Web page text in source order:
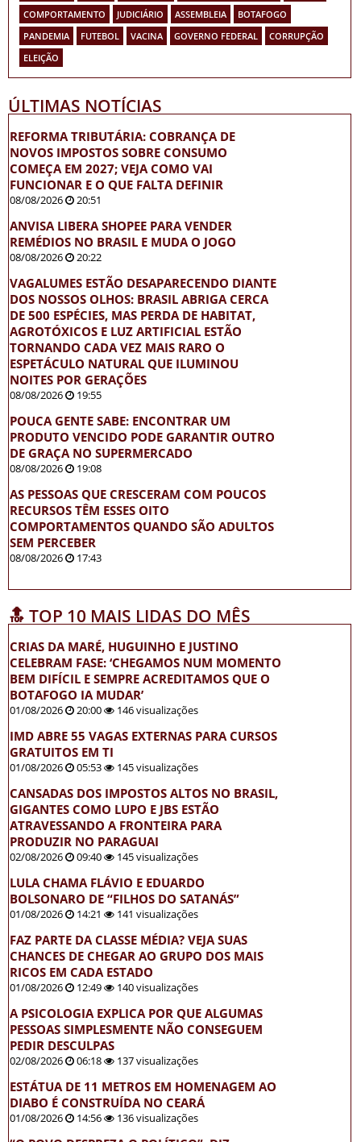
COMPORTAMENTO
JUDICIÁRIO ASSEMBLEIA
BOTAFOGO
PANDEMIA
FUTEBOL VACINA GOVERNO FEDERAL
CORRUPÇÃO
ELEIÇÃO
ÚLTIMAS NOTÍCIAS
REFORMA TRIBUTÁRIA: COBRANÇA DE
NOVOS IMPOSTOS SOBRE CONSUMO
COMEÇA EM 2027; VEJA COMO VAI
FUNCIONAR E O QUE FALTA DEFINIR
08/08/2026 20:51
ANVISA LIBERA SHOPEE PARA VENDER
REMÉDIOS NO BRASIL E MUDA O JOGO
08/08/2026 20:22
VAGALUMES ESTÃO DESAPARECENDO DIANTE
DOS NOSSOS OLHOS: BRASIL ABRIGA CERCA
DE 500 ESPÉCIES, MAS PERDA DE HABITAT,
AGROTÓXICOS E LUZ ARTIFICIAL ESTÃO
TORNANDO CADA VEZ MAIS RARO O
ESPETÁCULO NATURAL QUE ILUMINOU
NOITES POR GERAÇÕES
08/08/2026 19:55
POUCA GENTE SABE: ENCONTRAR UM
PRODUTO VENCIDO PODE GARANTIR OUTRO
DE GRAÇA NO SUPERMERCADO
08/08/2026 19:08
AS PESSOAS QUE CRESCERAM COM POUCOS
RECURSOS TÊM ESSES OITO
COMPORTAMENTOS QUANDO SÃO ADULTOS
SEM PERCEBER
08/08/2026 17:43
🔝 TOP 10 MAIS LIDAS DO MÊS
CRIAS DA MARÉ, HUGUINHO E JUSTINO
CELEBRAM FASE: ‘CHEGAMOS NUM MOMENTO
BEM DIFÍCIL E SEMPRE ACREDITAMOS QUE O
BOTAFOGO IA MUDAR’
01/08/2026 20:00 146 visualizações
IMD ABRE 55 VAGAS EXTERNAS PARA CURSOS
GRATUITOS EM TI
01/08/2026 05:53 145 visualizações
CANSADAS DOS IMPOSTOS ALTOS NO BRASIL,
GIGANTES COMO LUPO E JBS ESTÃO
ATRAVESSANDO A FRONTEIRA PARA
PRODUZIR NO PARAGUAI
02/08/2026 09:40 145 visualizações
LULA CHAMA FLÁVIO E EDUARDO
BOLSONARO DE “FILHOS DO SATANÁS”
01/08/2026 14:21 141 visualizações
FAZ PARTE DA CLASSE MÉDIA? VEJA SUAS
CHANCES DE CHEGAR AO GRUPO DOS MAIS
RICOS EM CADA ESTADO
01/08/2026 12:49 140 visualizações
A PSICOLOGIA EXPLICA POR QUE ALGUMAS
PESSOAS SIMPLESMENTE NÃO CONSEGUEM
PEDIR DESCULPAS
02/08/2026 06:18 137 visualizações
ESTÁTUA DE 11 METROS EM HOMENAGEM AO
DIABO É CONSTRUÍDA NO CEARÁ
01/08/2026 14:56 136 visualizações